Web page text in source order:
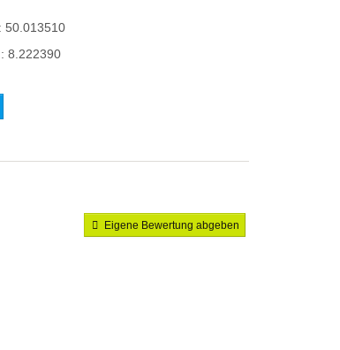
:50.013510
:8.222390
Eigene Bewertung abgeben